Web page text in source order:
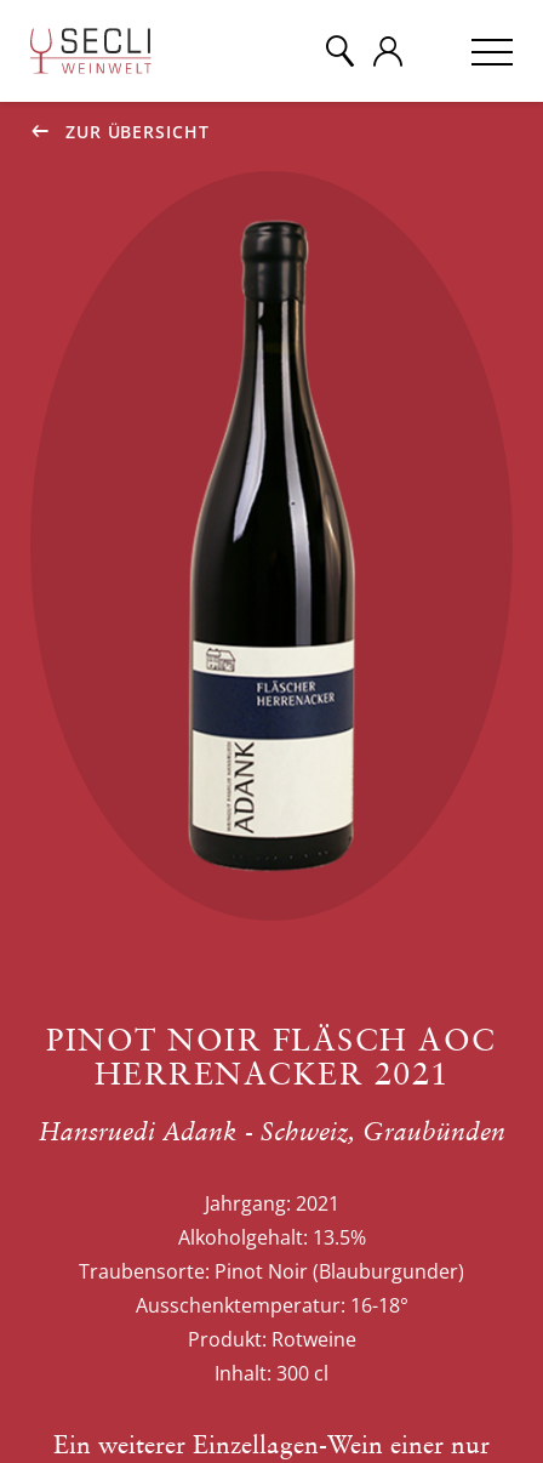
ZUR ÜBERSICHT
PINOT NOIR FLÄSCH AOC
HERRENACKER 2021
Hansruedi Adank - Schweiz, Graubünden
Jahrgang: 2021
Alkoholgehalt: 13.5%
Traubensorte: Pinot Noir (Blauburgunder)
Ausschenktemperatur: 16-18°
Produkt: Rotweine
Inhalt: 300 cl
Ein weiterer Einzellagen-Wein einer nur